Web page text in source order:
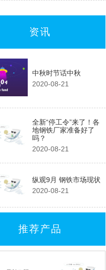
资讯
中秋时节话中秋
2020-08-21
全新“停工令”来了！各
地钢铁厂家准备好了
吗？
2020-08-21
纵观9月 钢铁市场现状
2020-08-21
推荐产品